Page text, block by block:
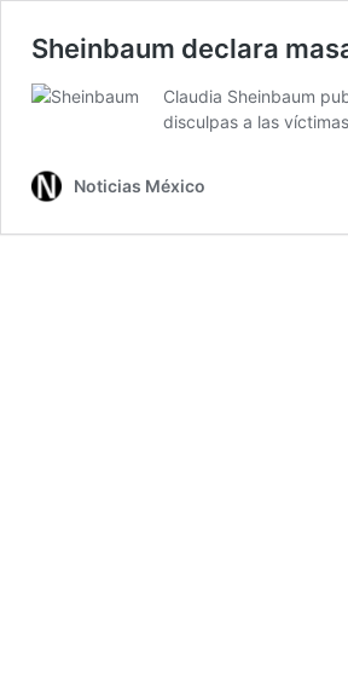
Sheinbaum declara
Claudia Sheinbaum
disculpas a las
Noticias México